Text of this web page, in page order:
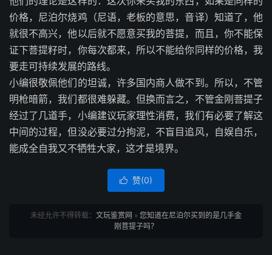
价格，尼泊尔烧鸡（尼语，老板的意思，音译）知道了，他
就很不高兴，他以后就不愿意买我的菩提，而且，你不能保
证下菩提籽时，你每次都来，所以不能给你同样的价格，我
要走可持续发展的路线。
小编很敬佩他们的坦诚，许多国内商人做不到。所以，不管
明枪暗箭，我们都很难躲藏。但换而言之，不管金刚菩提子
经过了几道手，小编建议玩家理性消费，我们有必要了解这
中间的过程，但没必要过分拘泥，不盲目追风，自娱自乐，
能成全自我又不牺牲大家，这才是境界。
 赞(0)
未经允许不得转载： 文玩鉴赏网 » 您知道在尼泊尔买到的是几手金
刚菩提子吗？